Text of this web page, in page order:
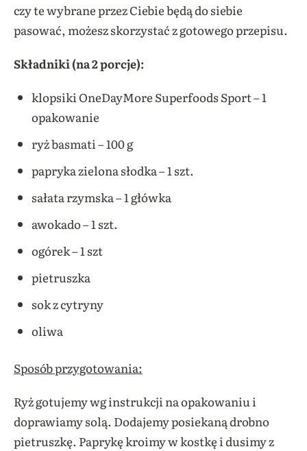
czy te wybrane przez Ciebie będą do siebie
pasować, możesz skorzystać z gotowego przepisu.
Składniki (na 2 porcje):
klopsiki OneDayMore Superfoods Sport – 1
opakowanie
ryż basmati – 100 g
papryka zielona słodka – 1 szt.
sałata rzymska – 1 główka
awokado – 1 szt.
ogórek – 1 szt
pietruszka
sok z cytryny
oliwa
Sposób przygotowania:
Ryż gotujemy wg instrukcji na opakowaniu i
doprawiamy solą. Dodajemy posiekaną drobno
pietruszkę. Paprykę kroimy w kostkę i dusimy z